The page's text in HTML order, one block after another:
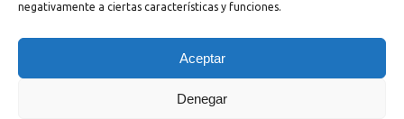
negativamente a ciertas características y funciones.
Aceptar
Denegar
Powered by